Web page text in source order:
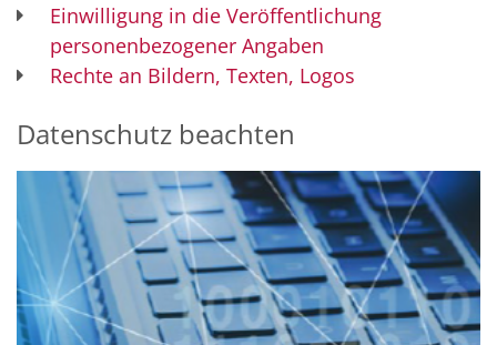
Einwilligung in die Veröffentlichung
personenbezogener Angaben
Rechte an Bildern, Texten, Logos
Datenschutz beachten